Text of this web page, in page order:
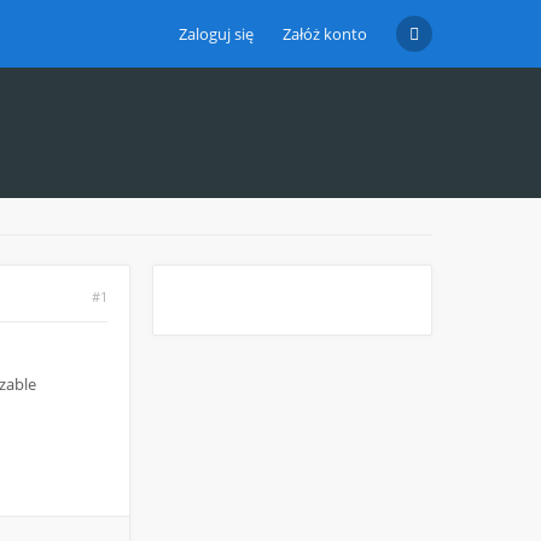
Zaloguj się Załóż konto
#1